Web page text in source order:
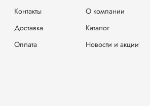
Контакты
Доставка
Оплата
О компании
Каталог
Новости и акции